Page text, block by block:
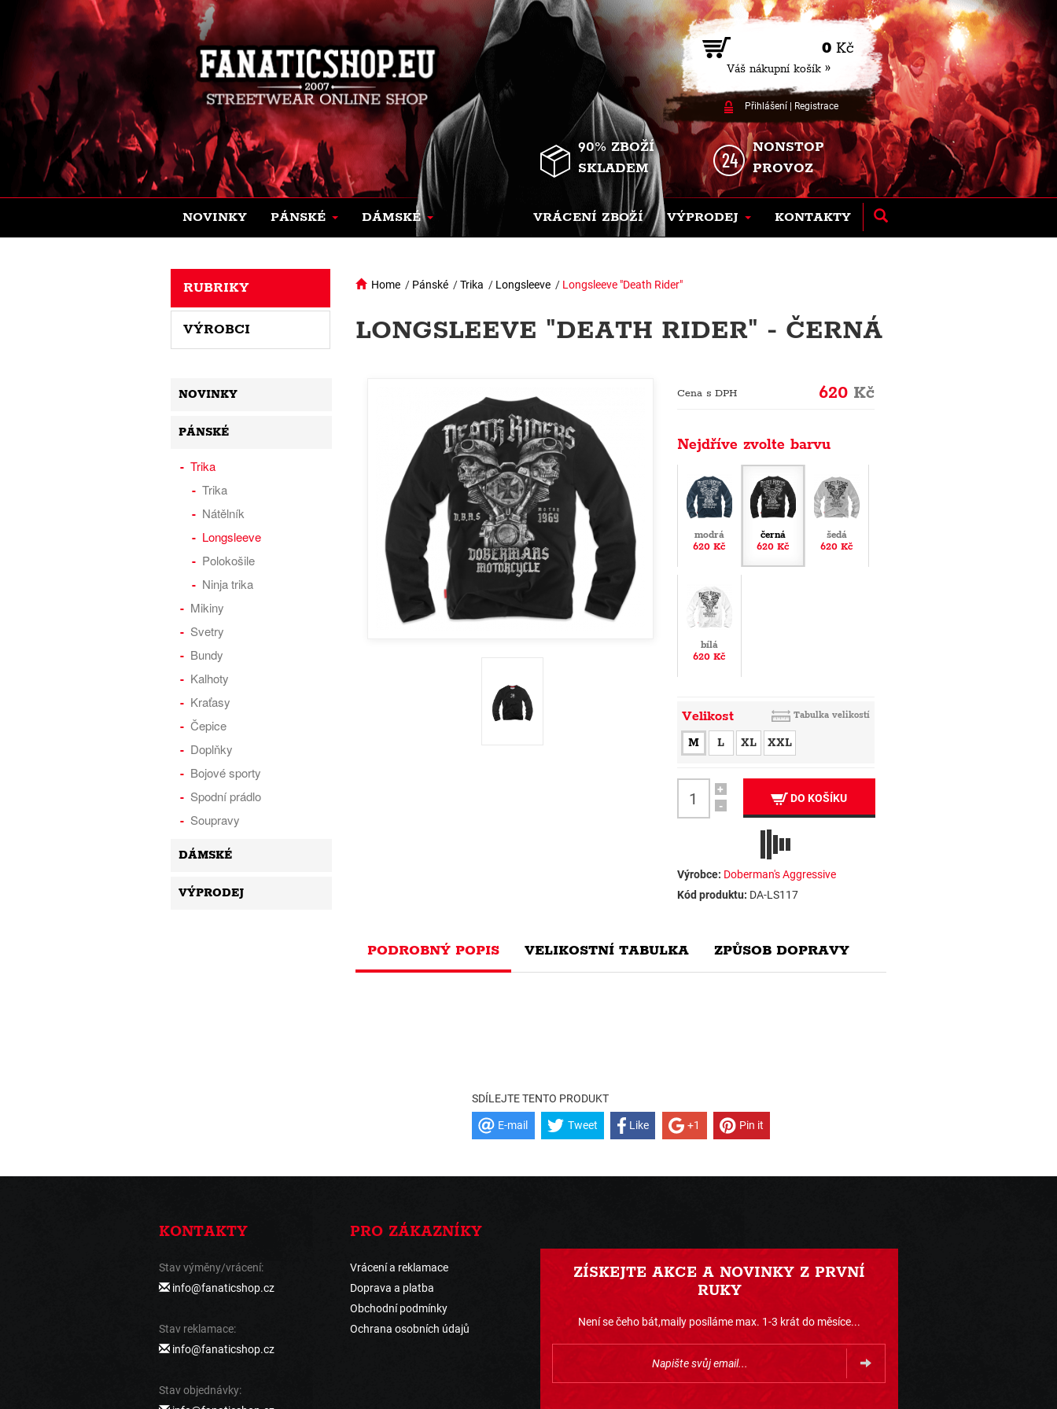
0 Kč
Váš nákupní košík »
Přihlášení| Registrace
90% ZBOŽÍ
SKLADEM
NONSTOP
PROVOZ
NOVINKY PÁNSKÉ DÁMSKÉ VRÁCENÍ ZBOŽÍ VÝPRODEJ KONTAKTY
Home / Pánské /Trika / Longsleeve / Longsleeve "Death Rider"
LONGSLEEVE "DEATH RIDER" - ČERNÁ
Cena s DPH 620 Kč
Nejdříve zvolte barvu
modrá
620 Kč
černá
620 Kč
šedá
620 Kč
bílá
620 Kč
Velikost Tabulka velikostí
M L XL XXL
+
-
DO KOŠÍKU
Výrobce: Doberman's Aggressive
Kód produktu: DA-LS117
PODROBNÝ POPIS VELIKOSTNÍ TABULKA ZPŮSOB DOPRAVY
SDÍLEJTE TENTO PRODUKT
E-mail Tweet Like +1 Pin it
RUBRIKY
VÝROBCI
NOVINKY
PÁNSKÉ
Trika
Trika
Nátělník
Longsleeve
Polokošile
Ninja trika
Mikiny
Svetry
Bundy
Kalhoty
Kraťasy
Čepice
Doplňky
Bojové sporty
Spodní prádlo
Soupravy
DÁMSKÉ
VÝPRODEJ
KONTAKTY
Stav výměny/vrácení:
info@fanaticshop.cz
Stav reklamace:
info@fanaticshop.cz
Stav objednávky:
PRO ZÁKAZNÍKY
Vrácení a reklamace
Doprava a platba
Obchodní podmínky
Ochrana osobních údajů
ZÍSKEJTE AKCE A NOVINKY Z PRVNÍ
RUKY
Není se čeho bát,maily posíláme max. 1-3 krát do měsíce...